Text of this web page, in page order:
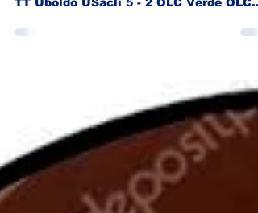
Legnano 31/03/2025 - Doppia sconfitta per
Rossa 2 - 5 ASD...